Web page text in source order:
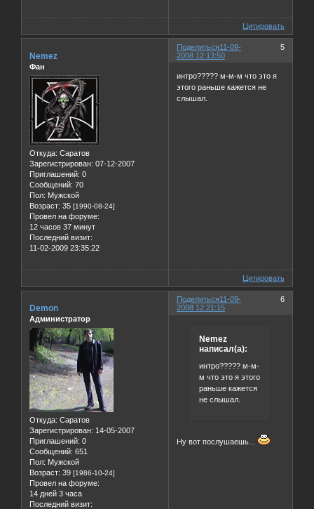
Цитировать
Поделиться 5
11-09-
2008 12:13:50
Nemez
Фан
Откуда: Саратов
Зарегистрирован: 07-12-2007
Приглашений: 0
Сообщений: 70
Пол: Мужской
Возраст: 35 [1990-08-24]
Провел на форуме:
12 часов 37 минут
Последний визит:
11-02-2009 23:35:22
интро????? м-м-м что это я
этого раньше кажется не
слышал.
Цитировать
Поделиться 6
11-09-
2008 12:21:15
Demon
Администратор
Откуда: Саратов
Зарегистрирован: 14-05-2007
Приглашений: 0
Сообщений: 651
Пол: Мужской
Возраст: 39 [1986-10-24]
Провел на форуме:
14 дней 3 часа
Последний визит:
Nemez
написал(а):
интро????? м-м-
м что это я этого
раньше кажется
не слышал.
Ну вот послушаешь...